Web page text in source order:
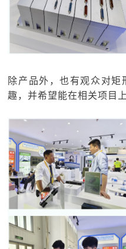
除产品外，也有观众对
趣，并希望能在相关项目